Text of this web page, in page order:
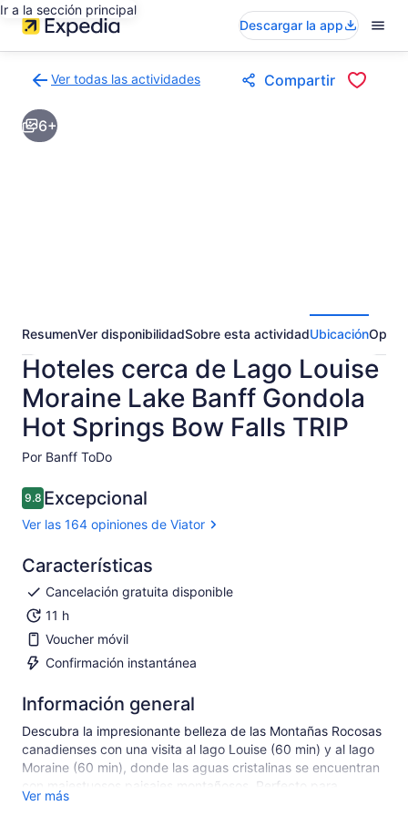
Ir a la sección principal
Descargar la app
Ver todas las actividades
a
la
página
Compartir
6+
ResumenVer disponibilidadSobre esta actividadUbicación
Hoteles cerca de Lago Louise
Moraine Lake Banff Gondola
Hot Springs Bow Falls TRIP
Por Banff ToDo
9.89.8 de 10
Excepcional
Ver las 164 opiniones de Viator
Características
Cancelación gratuita disponible
11 h
Voucher móvil
Confirmación instantánea
Información general
Descubra la impresionante belleza de las Montañas Rocosas
canadienses con una visita al lago Louise (60 min) y al lago
Moraine (60 min), donde las aguas cristalinas se encuentran
con majestuosos paisajes montañosos. Perfecto para
amantes de la naturaleza, buscadores de aventuras y
Ver más